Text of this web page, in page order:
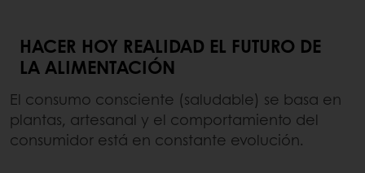
HACER HOY REALIDAD EL FUTURO DE
LA ALIMENTACIÓN
El consumo consciente (saludable) se basa en
plantas, artesanal y el comportamiento del
consumidor está en constante evolución.